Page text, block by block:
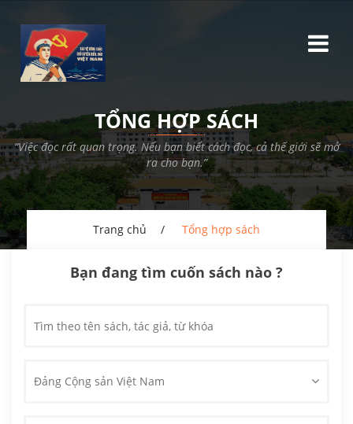
TỔNG HỢP SÁCH
“Việc đọc rất quan trọng. Nếu bạn biết cách đọc, cả thế giới sẽ mở
ra cho bạn.”
Trang chủ Tổng hợp sách
Bạn đang tìm cuốn sách nào ?
Đảng Cộng sản Việt Nam